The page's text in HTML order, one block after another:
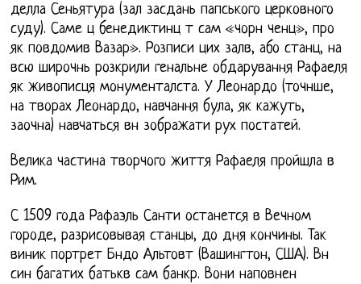
делла Сеньятура (зал засдань папського церковного
суду). Саме ц бенедиктинц т сам «чорн ченц», про
як повдомив Вазар». Розписи цих залв, або станц, на
всю широчнь розкрили генальне обдарування Рафаеля
як живописця монументалста. У Леонардо (точнше,
на творах Леонардо, навчання була, як кажуть,
заочна) навчаться вн зображати рух постатей.
Велика частина творчого життя Рафаеля пройшла в
Рим.
С 1509 года Рафаэль Санти останется в Вечном
городе, разрисовывая станцы, до дня кончины. Так
виник портрет Бндо Альтовт (Вашингтон, США). Вн
син багатих батькв сам банкр. Вони наповнен